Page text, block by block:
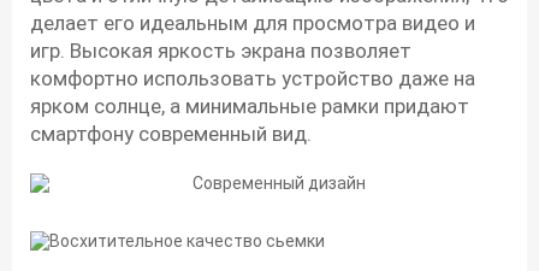
делает его идеальным для просмотра видео и
игр. Высокая яркость экрана позволяет
комфортно использовать устройство даже на
ярком солнце, а минимальные рамки придают
смартфону современный вид.